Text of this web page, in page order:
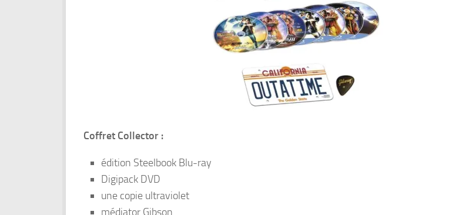
Coffret Collector :
édition Steelbook Blu-ray
Digipack DVD
une copie ultraviolet
médiator Gibson